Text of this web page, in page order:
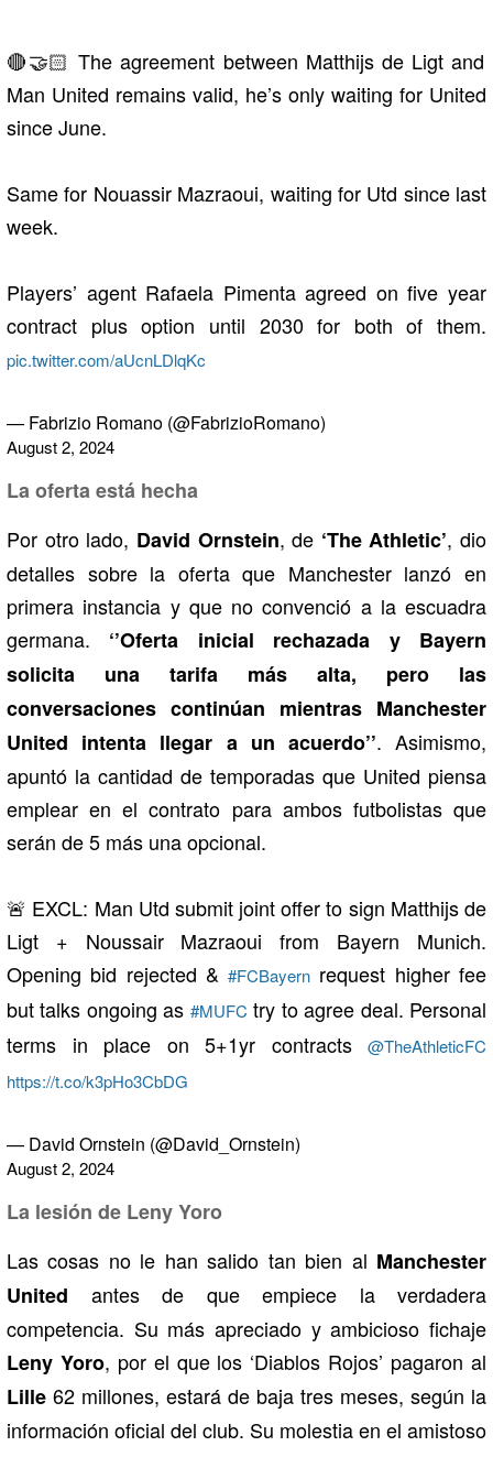
🔴🤝🏻 The agreement between Matthijs de Ligt and
Man United remains valid, he’s only waiting for United
since June.
Same for Nouassir Mazraoui, waiting for Utd since last
week.
Players’ agent Rafaela Pimenta agreed on five year
contract plus option until 2030 for both of them.
pic.twitter.com/aUcnLDlqKc
— Fabrizio Romano (@FabrizioRomano)
August 2, 2024
La oferta está hecha
Por otro lado, David Ornstein, de ‘The Athletic’, dio
detalles sobre la oferta que Manchester lanzó en
primera instancia y que no convenció a la escuadra
germana. ‘’Oferta inicial rechazada y Bayern
solicita una tarifa más alta, pero las
conversaciones continúan mientras Manchester
United intenta llegar a un acuerdo’’. Asimismo,
apuntó la cantidad de temporadas que United piensa
emplear en el contrato para ambos futbolistas que
serán de 5 más una opcional.
🚨 EXCL: Man Utd submit joint offer to sign Matthijs de
Ligt + Noussair Mazraoui from Bayern Munich.
Opening bid rejected &#FCBayern request higher fee
but talks ongoing as #MUFC try to agree deal. Personal
terms in place on 5+1yr contracts
@TheAthleticFC
https://t.co/k3pHo3CbDG
— David Ornstein (@David_Ornstein)
August 2, 2024
La lesión de Leny Yoro
Las cosas no le han salido tan bien al Manchester
United antes de que empiece la verdadera
competencia. Su más apreciado y ambicioso fichaje
Leny Yoro, por el que los ‘Diablos Rojos’ pagaron al
Lille 62 millones, estará de baja tres meses, según la
información oficial del club. Su molestia en el amistoso